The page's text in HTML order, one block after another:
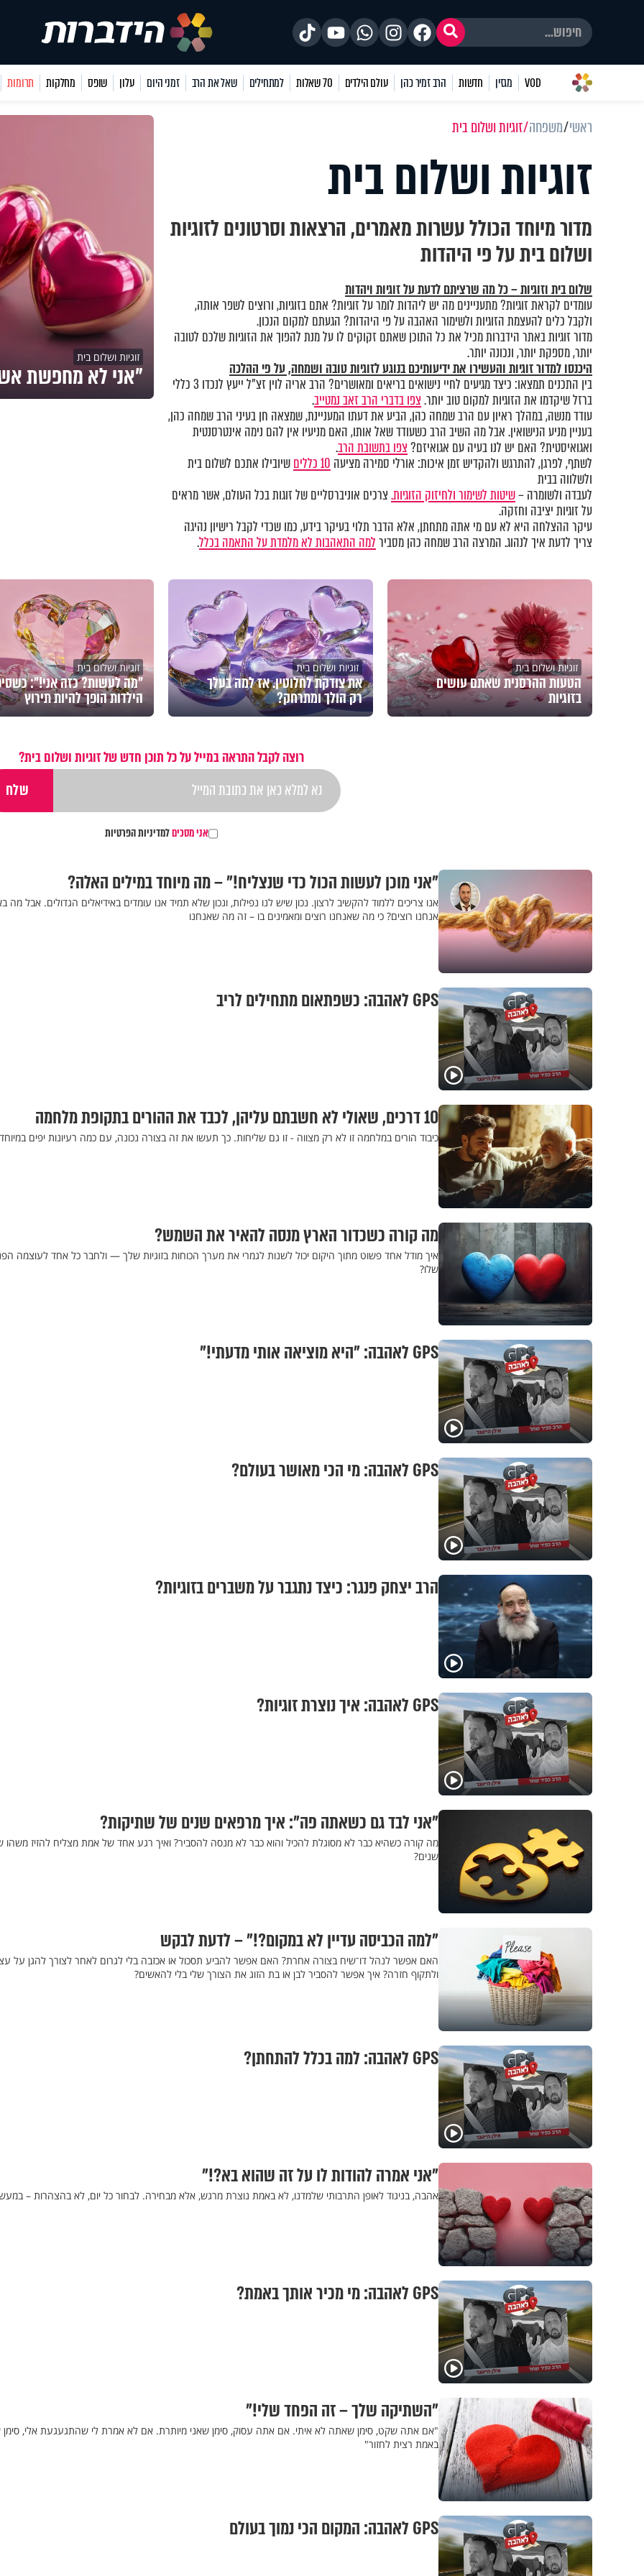
VOD מגזין חדשות הרב זמיר כהן עולם הילדים 70 שאלות למתחילים שאל את הרב זמני היום עלון שופס מחלקות תרומות
ראשי משפחה זוגיות ושלום בית
זוגיות ושלום בית
מדור מיוחד הכולל עשרות מאמרים, הרצאות וסרטונים לזוגיות
ושלום בית על פי היהדות
שלום בית וזוגיות – כל מה שרציתם לדעת על זוגיות ויהדות
עומדים לקראת זוגיות? מתעניינים מה יש ליהדות לומר על זוגיות? אתם בזוגיות, ורוצים לשפר אותה,
ולקבל כלים להעצמת הזוגיות ולשימור האהבה על פי היהדות? הגעתם למקום הנכון.
מדור זוגיות באתר הידברות מכיל את כל התוכן שאתם זקוקים לו על מנת להפוך את הזוגיות שלכם לטובה
יותר, מספקת יותר, ונכונה יותר.
היכנסולמדור זוגיותוהעשירו את ידיעותיכם בנוגע לזוגיות טובה ושמחה, על פי ההלכה
בין התכנים תמצאו: כיצד מגיעים לחיי נישואים בריאים ומאושרים? הרב אריה לוין זצ"ל ייעץ לנכדו 3 כללי
ברזל שיקדמו את הזוגיות למקום טוב יותר.צפו בדברי הרב זאב נמטייב.
עודד מנשה, במהלך ראיון עם הרב שמחה כהן, הביע את דעתו המעניינת, שמצאה חן בעיני הרב שמחה כהן,
בעניין מניע הנישואין. אבל מה השיב הרב כשעודד שאל אותו, האם מניעיו אין להם נימה אינטרסנטית
ואגואיסטית? האם יש לנו בעיה עם אגואיזם?צפו בתשובת הרב.
לשתף, לפרגן, להתרגש ולהקדיש זמן איכות: אורלי סמירה מציעה 10 כללים
שיובילו אתכם לשלום בית
ולשלווה בבית
לעבדה ולשומרה –שיטות לשימור ולחיזוק הזוגיות.צרכים אוניברסליים של זוגות בכל העולם, אשר מראים
על זוגיות יציבה וחזקה.
עיקר ההצלחה היא לא עם מי אתה מתחתן, אלא הדבר תלוי בעיקר בידע, כמו שכדי לקבל רישיון נהיגה
צריך לדעת איך לנהוג. המרצה הרב שמחה כהן מסבירלמה התאהבות לא מלמדת על התאמה בכלל.
זוגיות ושלום בית
"אני לא מחפשת
זוגיות ושלום בית
הטעות ההרסנית שאתם עושים
בזוגיות
זוגיות ושלום בית
את צודקת לחלוטין. אז למה בעלך
רק הולך ומתרחק?
זוגיות ושלום בית
"מה לעשות? כזה אני!":
הילדות הופך להיות תירוץ
רוצה לקבל התראה במייל על כל תוכן חדש של זוגיות ושלום בית?
אני מסכיםלמדיניות הפרטיות
"אני מוכן לעשות הכול כדי שנצליח!" – מה מיוחד במילים האלה?
אנו צריכים ללמוד להקשיב לרצון. נכון שיש לנו נפילות, ונכון שלא תמיד אנו עומדים באידיאלים הגדולים. אבל מה
אנחנו רוצים? כי מה שאנחנו רוצים ומאמינים בו – זה מה שאנחנו
GPS לאהבה: כשפתאום מתחילים לריב
10 דרכים, שאולי לא חשבתם עליהן, לכבד את ההורים בתקופת מלחמה
כיבוד הורים במלחמה זו לא רק מצווה - זו גם שליחות. כך תעשו את זה בצורה נכונה, עם כמה רעיונות יפים במיוחד
מה קורה כשכדור הארץ מנסה להאיר את השמש?
איך מודל אחד פשוט מתוך היקום יכול לשנות לגמרי את מערך הכוחות בזוגיות שלך — ולחבר כל אחד לעוצמה
שלו?
GPS לאהבה: "היא מוציאה אותי מדעתי!"
GPS לאהבה: מי הכי מאושר בעולם?
הרב יצחק פנגר: כיצד נתגבר על משברים בזוגיות?
GPS לאהבה: איך נוצרת זוגיות?
"אני לבד גם כשאתה פה": איך מרפאים שנים של שתיקות?
מה קורה כשהיא כבר לא מסוגלת להכיל והוא כבר לא מנסה להסביר? ואיך רגע אחד של אמת מצליח להזיז משהו
שנים?
"למה הכביסה עדיין לא במקום?!" – לדעת לבקש
האם אפשר לנהל דו־שיח בצורה אחרת? האם אפשר להביע תסכול או אכזבה בלי לגרום לאחר לצורך להגן על
ולתקוף חזרה? איך אפשר להסביר לבן או בת הזוג את הצורך שלי בלי להאשים?
GPS לאהבה: למה בכלל להתחתן?
"אני אמרה להודות לו על זה שהוא בא?!"
אהבה, בניגוד לאופן התרבותי שלמדנו, לא באמת נוצרת מרגש, אלא מבחירה. לבחור כל יום, לא בהצהרות –
GPS לאהבה: מי מכיר אותך באמת?
"השתיקה שלך – זה הפחד שלי!"
"אם אתה שקט, סימן שאתה לא איתי. אם אתה עסוק, סימן שאני מיותרת. אם לא אמרת לי שהתגעגעת אלי,
באמת רצית לחזור"
GPS לאהבה: המקום הכי נמוך בעולם